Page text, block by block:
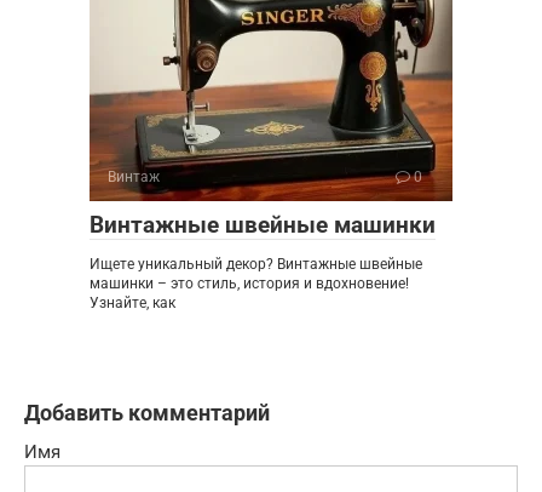
Винтаж 0
Винтажные швейные машинки
Ищете уникальный декор? Винтажные швейные
машинки – это стиль, история и вдохновение!
Узнайте, как
Добавить комментарий
Имя